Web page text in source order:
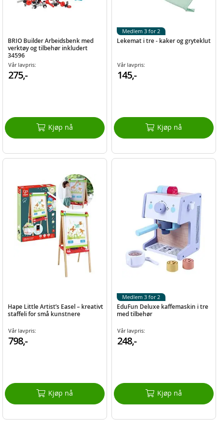
BRIO Builder Arbeidsbenk med
verktøy og tilbehør inkludert
34596
Vår lavpris:
275,-
Kjøp nå
Lekemat i tre - kaker og gryteklut
Vår lavpris:
145,-
Kjøp nå
Medlem 3 for 2
Hape Little Artist’s Easel – kreativt
staffeli for små kunstnere
Vår lavpris:
798,-
Kjøp nå
EduFun Deluxe kaffemaskin i tre
med tilbehør
Vår lavpris:
248,-
Kjøp nå
Medlem 3 for 2